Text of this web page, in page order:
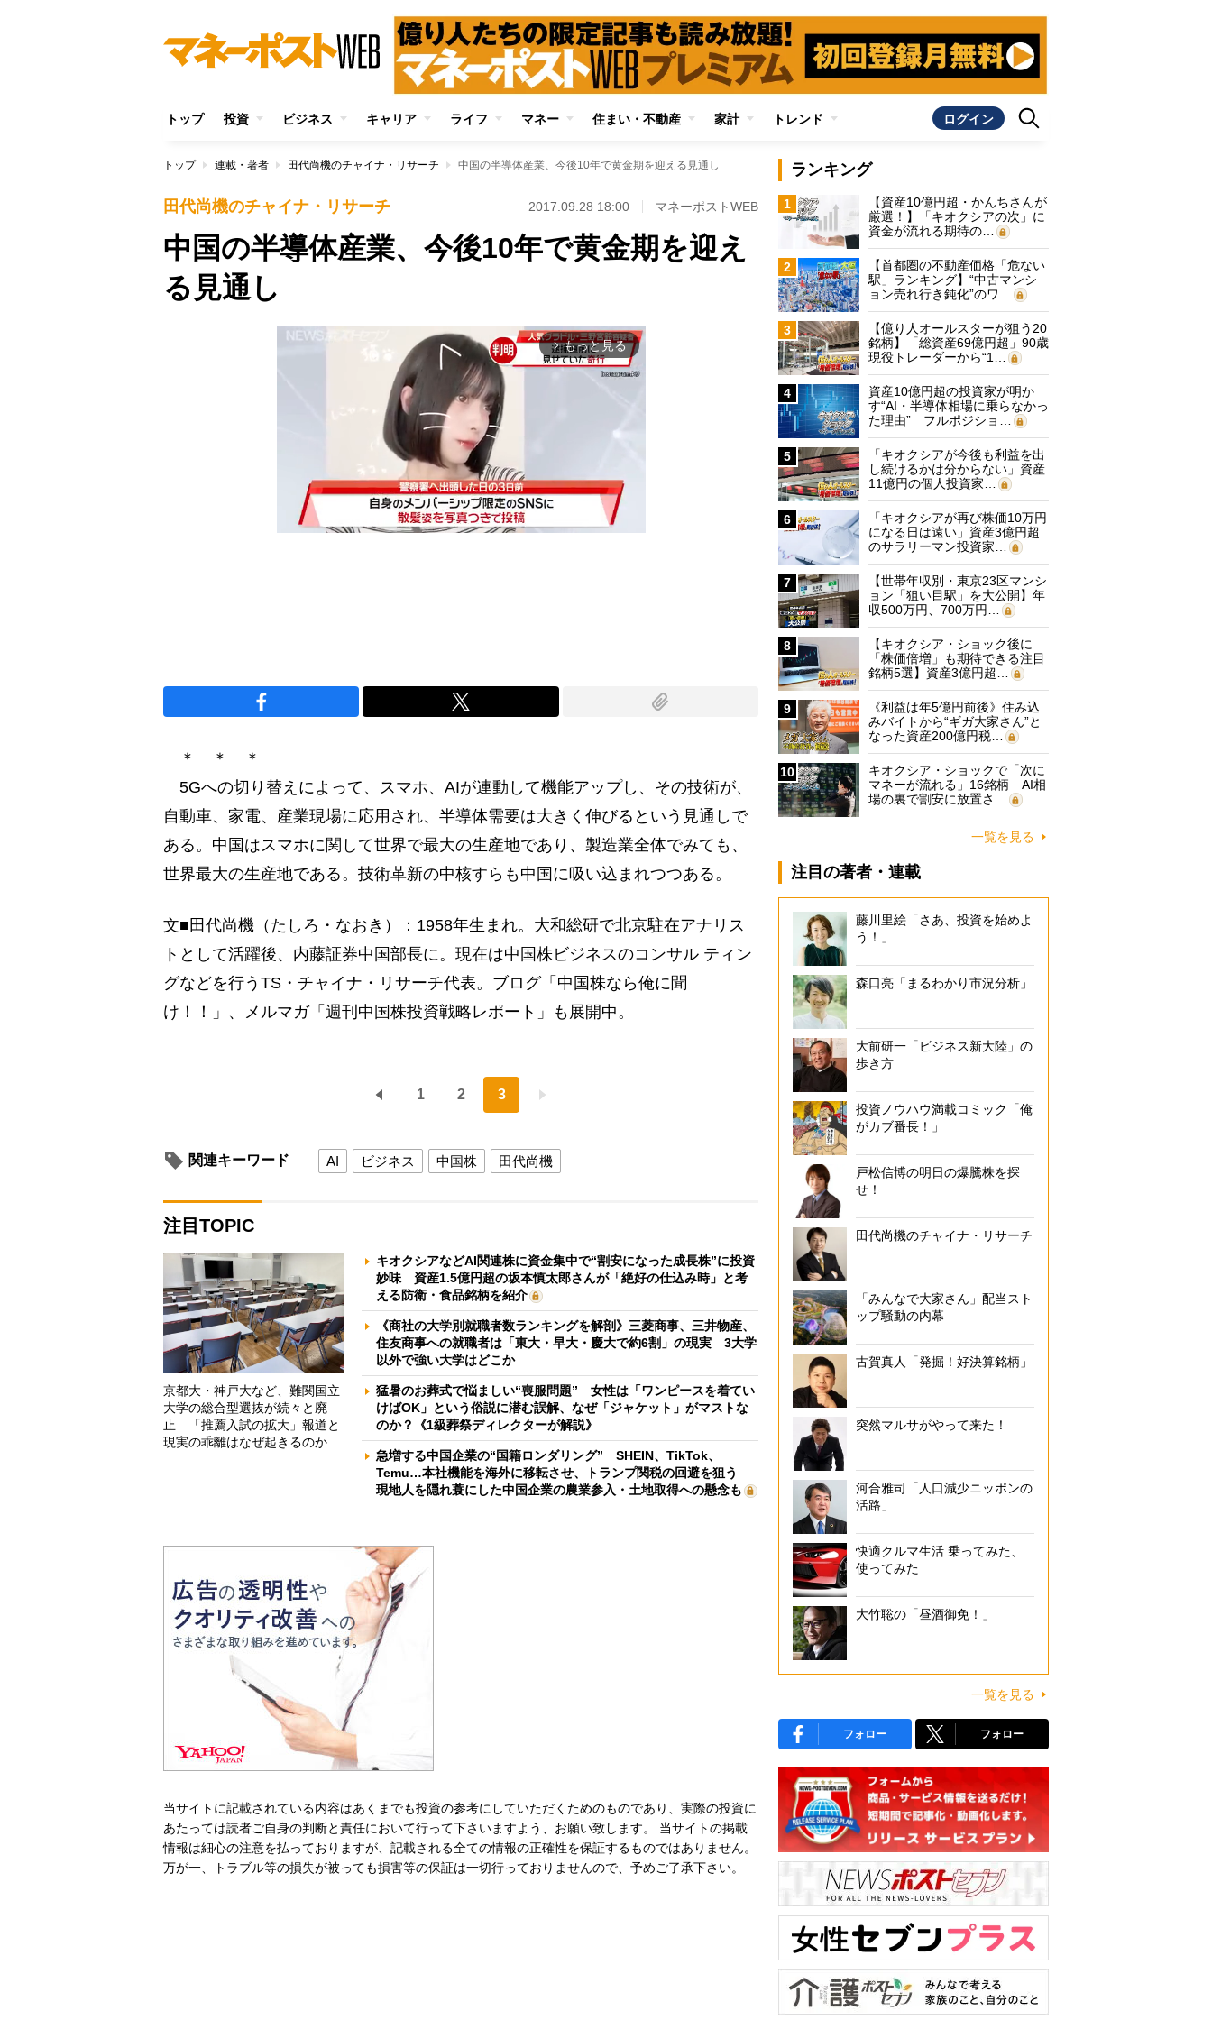
トップ 投資 ビジネス キャリア ライフ マネー 住まい・不動産 家計 トレンド ログイン
トップ 連載・著者 田代尚機のチャイナ・リサーチ 中国の半導体産業、今後10年で黄金期を迎える見通し
田代尚機のチャイナ・リサーチ 2017.09.28 18:00 マネーポストWEB
中国の半導体産業、今後10年で黄金期を迎え
る見通し
arrow_forward_ios もっと見る
＊ ＊ ＊
5Gへの切り替えによって、スマホ、AIが連動して機能アップし、その技術が、
自動車、家電、産業現場に応用され、半導体需要は大きく伸びるという見通しで
ある。中国はスマホに関して世界で最大の生産地であり、製造業全体でみても、
世界最大の生産地である。技術革新の中核すらも中国に吸い込まれつつある。
文■田代尚機（たしろ・なおき）：1958年生まれ。大和総研で北京駐在アナリス
トとして活躍後、内藤証券中国部長に。現在は中国株ビジネスのコンサル ティン
グなどを行うTS・チャイナ・リサーチ代表。ブログ「中国株なら俺に聞
け！！」、メルマガ「週刊中国株投資戦略レポート」も展開中。
1 2 3
関連キーワード AI ビジネス 中国株 田代尚機
注目TOPIC
京都大・神戸大など、難関国立
大学の総合型選抜が続々と廃
止 「推薦入試の拡大」報道と
現実の乖離はなぜ起きるのか
キオクシアなどAI関連株に資金集中で“割安になった成長株”に投資
妙味 資産1.5億円超の坂本慎太郎さんが「絶好の仕込み時」と考
える防衛・食品銘柄を紹介
《商社の大学別就職者数ランキングを解剖》三菱商事、三井物産、
住友商事への就職者は「東大・早大・慶大で約6割」の現実 3大学
以外で強い大学はどこか
猛暑のお葬式で悩ましい“喪服問題” 女性は「ワンピースを着てい
けばOK」という俗説に潜む誤解、なぜ「ジャケット」がマストな
のか？《1級葬祭ディレクターが解説》
急増する中国企業の“国籍ロンダリング” SHEIN、TikTok、
Temu…本社機能を海外に移転させ、トランプ関税の回避を狙う
現地人を隠れ蓑にした中国企業の農業参入・土地取得への懸念も
当サイトに記載されている内容はあくまでも投資の参考にしていただくためのものであり、実際の投資に
あたっては読者ご自身の判断と責任において行って下さいますよう、お願い致します。 当サイトの掲載
情報は細心の注意を払っておりますが、記載される全ての情報の正確性を保証するものではありません。
万が一、トラブル等の損失が被っても損害等の保証は一切行っておりませんので、予めご了承下さい。
ランキング
1
【資産10億円超・かんちさんが
厳選！】「キオクシアの次」に
資金が流れる期待の…
2
【首都圏の不動産価格「危ない
駅」ランキング】“中古マンシ
ョン売れ行き鈍化”のワ…
3
【億り人オールスターが狙う20
銘柄】「総資産69億円超」90歳
現役トレーダーから“1…
4
資産10億円超の投資家が明か
す“AI・半導体相場に乗らなかっ
た理由” フルポジショ…
5
「キオクシアが今後も利益を出
し続けるかは分からない」資産
11億円の個人投資家…
6
「キオクシアが再び株価10万円
になる日は遠い」資産3億円超
のサラリーマン投資家…
7
【世帯年収別・東京23区マンシ
ョン「狙い目駅」を大公開】年
収500万円、700万円…
8
【キオクシア・ショック後に
「株価倍増」も期待できる注目
銘柄5選】資産3億円超…
9
《利益は年5億円前後》住み込
みバイトから“ギガ大家さん”と
なった資産200億円税…
10
キオクシア・ショックで「次に
マネーが流れる」16銘柄 AI相
場の裏で割安に放置さ…
一覧を見る
注目の著者・連載
藤川里絵「さあ、投資を始めよ
う！」
森口亮「まるわかり市況分析」
大前研一「ビジネス新大陸」の
歩き方
投資ノウハウ満載コミック「俺
がカブ番長！」
戸松信博の明日の爆騰株を探
せ！
田代尚機のチャイナ・リサーチ
「みんなで大家さん」配当スト
ップ騒動の内幕
古賀真人「発掘！好決算銘柄」
突然マルサがやって来た！
河合雅司「人口減少ニッポンの
活路」
快適クルマ生活 乗ってみた、
使ってみた
大竹聡の「昼酒御免！」
一覧を見る
フォロー フォロー